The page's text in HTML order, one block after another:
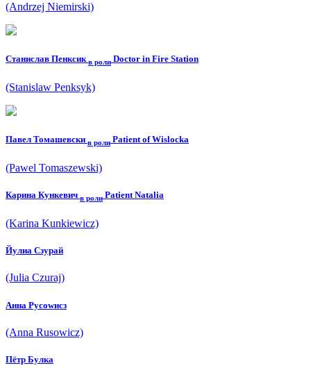
(Andrzej Niemirski)
Станислав Пенксикв роли Doctor in Fire Station
(Stanislaw Penksyk)
Павел Томашевски в роли Patient of Wislocka
(Pawel Tomaszewski)
Карина Кункевич в роли Patient Natalia
(Karina Kunkiewicz)
Йулиа Cзурай
(Julia Czuraj)
Анна Русоwиcз
(Anna Rusowicz)
Пётр Булка